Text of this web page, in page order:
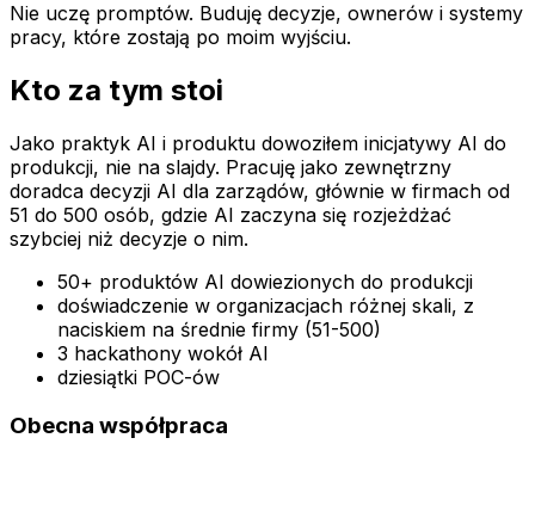
Nie uczę promptów. Buduję decyzje, ownerów i systemy
pracy, które zostają po moim wyjściu.
Kto za tym stoi
Jako praktyk AI i produktu dowoziłem inicjatywy AI do
produkcji, nie na slajdy. Pracuję jako zewnętrzny
doradca decyzji AI dla zarządów, głównie w firmach od
51 do 500 osób, gdzie AI zaczyna się rozjeżdżać
szybciej niż decyzje o nim.
50+ produktów AI dowiezionych do produkcji
doświadczenie w organizacjach różnej skali, z
naciskiem na średnie firmy (51-500)
3 hackathony wokół AI
dziesiątki POC-ów
Obecna współpraca